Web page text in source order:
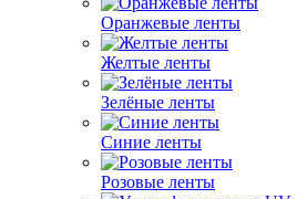
Оранжевые ленты
Желтые ленты
Зелёные ленты
Синие ленты
Розовые ленты